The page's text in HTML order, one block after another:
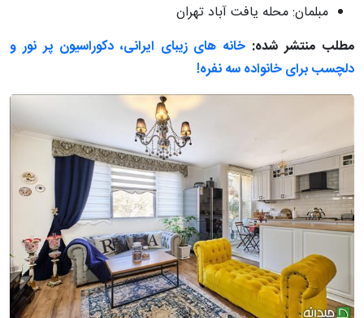
مبلمان: محله یافت آباد تهران
مطلب منتشر شده: خانه‌ های زیبای ایرانی، دکوراسیون پر نور و
دلچسب برای خانواده سه نفره!